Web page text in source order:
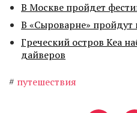
В Москве пройдет
В «Сыроварне»
Греческий остров Кеа
дайверов
# путешествия